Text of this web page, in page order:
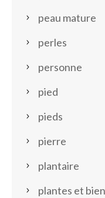
peau mature
perles
personne
pied
pieds
pierre
plantaire
plantes et